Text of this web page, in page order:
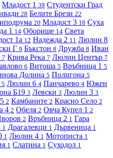
Младост 1 39 Студентски Град
28 Белите Брези 22
20 Младост 3 18 Суха
1 14 Оборище 14 Света
1а 12 Надежда 2 11 Люлин 8
Г 9 Бъкстон 8 Дружба 8 Иван
7 Крива Река 7 Люлин Център 7
6 Витоша 5 Връбница 1 5
Долина 5 Полигона 5
5 Люлин 6 4 Панчарево 4 Южен
Б19 3 Левски 3 Люлин 3 3
2 Камбаните 2 Красно Село 2
4 2 Обеля 2 Овча Купел 1 2
2 Връбница 2 1 Гара
1 Драгалевци 1 Дървеница 1
1 Люлин 4 1 Мотописта 1
1 Слатина 1 Суходол 1